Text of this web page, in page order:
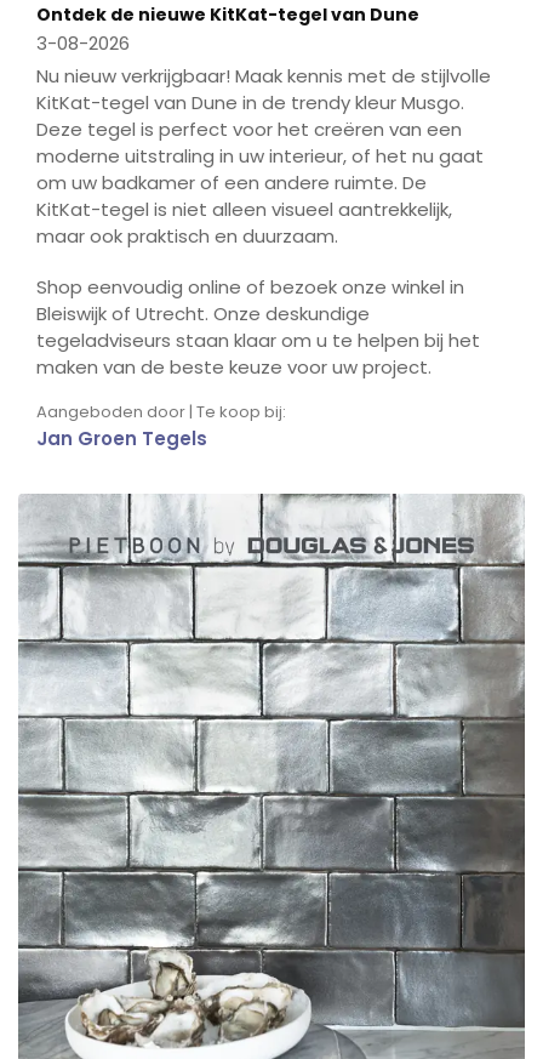
Ontdek de nieuwe KitKat-tegel van Dune
3-08-2026
Nu nieuw verkrijgbaar! Maak kennis met de stijlvolle
KitKat-tegel van Dune in de trendy kleur Musgo.
Deze tegel is perfect voor het creëren van een
moderne uitstraling in uw interieur, of het nu gaat
om uw badkamer of een andere ruimte. De
KitKat-tegel is niet alleen visueel aantrekkelijk,
maar ook praktisch en duurzaam.
Shop eenvoudig online of bezoek onze winkel in
Bleiswijk of Utrecht. Onze deskundige
tegeladviseurs staan klaar om u te helpen bij het
maken van de beste keuze voor uw project.
Aangeboden door | Te koop bij:
Jan Groen Tegels